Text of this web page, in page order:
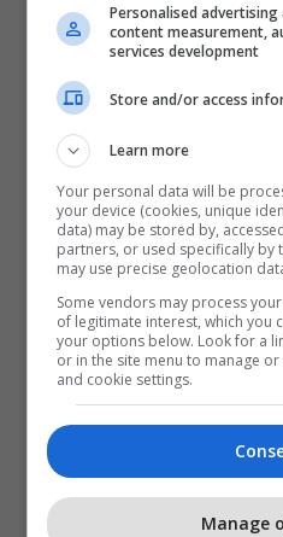
Personalised
content measurement,
services development
Store and/or access
Learn more
Your personal data will be
your device (cookies, unique
data) may be stored by,
partners, or used specifically by
may use precise geolocation
Some vendors may process
of legitimate interest, which you
your options below. Look for a
or in the site menu to manage
and cookie settings.
Manage